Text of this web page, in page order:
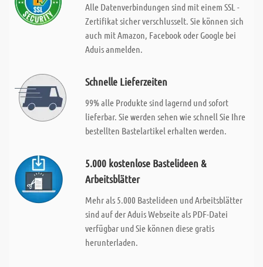
Alle Datenverbindungen sind mit einem SSL -
Zertifikat sicher verschlusselt. Sie können sich
auch mit Amazon, Facebook oder Google bei
Aduis anmelden.
Schnelle Lieferzeiten
99% alle Produkte sind lagernd und sofort
lieferbar. Sie werden sehen wie schnell Sie Ihre
bestellten Bastelartikel erhalten werden.
5.000 kostenlose Bastelideen &
Arbeitsblätter
Mehr als 5.000 Bastelideen und Arbeitsblätter
sind auf der Aduis Webseite als PDF-Datei
verfügbar und Sie können diese gratis
herunterladen.